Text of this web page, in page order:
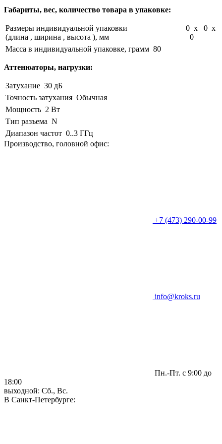
Габариты, вес, количество товара в упаковке:
Размеры индивидуальной упаковки
(длина , ширина , высота ), мм
0 x 0 x
0
Масса в индивидуальной упаковке, грамм 80
Аттенюаторы, нагрузки:
Затухание 30 дБ
Точность затухания Обычная
Мощность 2 Вт
Тип разъема N
Диапазон частот 0..3 ГГц
Производство, головной офис:
+7 (473) 290-00-99
info@kroks.ru
Пн.-Пт. с 9:00 до
18:00
выходной: Сб., Вс.
В Санкт-Петербурге: